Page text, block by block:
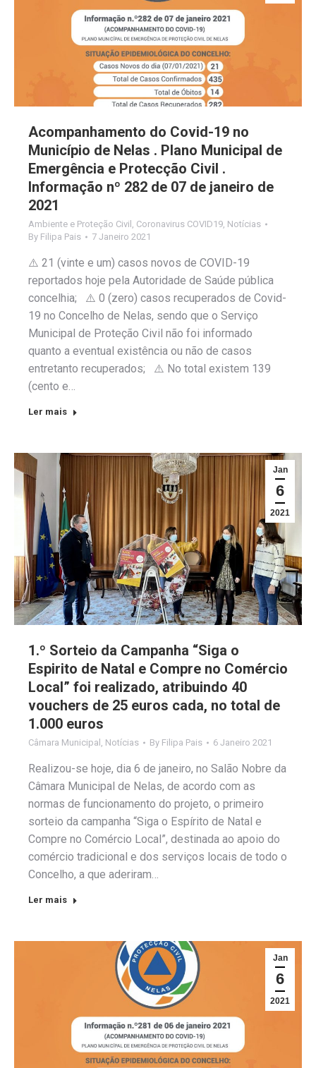
Acompanhamento do Covid-19 no
Município de Nelas . Plano Municipal de
Emergência e Protecção Civil .
Informação nº 282 de 07 de janeiro de
2021
Ambiente e Proteção Civil Coronavirus COVID19 Notícias
By Filipa Pais 7 Janeiro 2021
⚠️ 21 (vinte e um) casos novos de COVID-19
reportados hoje pela Autoridade de Saúde pública
concelhia; ⚠️ 0 (zero) casos recuperados de Covid-
19 no Concelho de Nelas, sendo que o Serviço
Municipal de Proteção Civil não foi informado
quanto a eventual existência ou não de casos
entretanto recuperados; ⚠️ No total existem 139
(cento e…
Ler mais
Jan
6
2021
1.º Sorteio da Campanha “Siga o
Espirito de Natal e Compre no Comércio
Local” foi realizado, atribuindo 40
vouchers de 25 euros cada, no total de
1.000 euros
Câmara Municipal Notícias By Filipa Pais 6 Janeiro 2021
Realizou-se hoje, dia 6 de janeiro, no Salão Nobre da
Câmara Municipal de Nelas, de acordo com as
normas de funcionamento do projeto, o primeiro
sorteio da campanha “Siga o Espírito de Natal e
Compre no Comércio Local”, destinada ao apoio do
comércio tradicional e dos serviços locais de todo o
Concelho, a que aderiram…
Ler mais
Jan
6
2021